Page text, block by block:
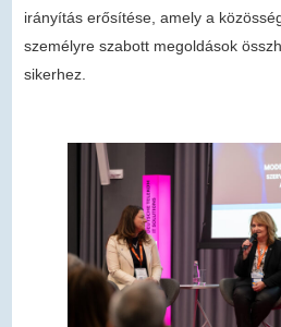
irányítás erősítése, amely a
személyre szabott megoldások
sikerhez.